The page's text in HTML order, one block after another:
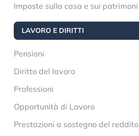
Imposte sulla casa e sui patrimoni
LAVORO E DIRITTI
Pensioni
Diritto del lavoro
Professioni
Opportunità di Lavoro
Prestazioni a sostegno del reddito